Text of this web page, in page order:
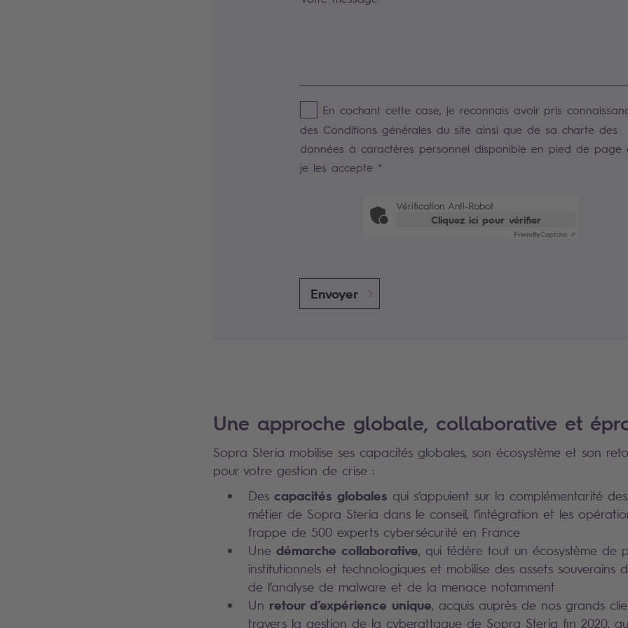
En cochant cette case, je reconnais avoir pris
des Conditions générales du site ainsi que de sa charte des
données à caractères personnel disponible en pied de page
je les accepte *
Vérification Anti-Robot
Cliquez ici pour vérifier
FriendlyCaptcha ⇗
Envoyer
Une approche globale, collaborative et
Sopra Steria mobilise ses capacités globales, son écosystème et son
pour votre gestion de crise :
Des capacités globales qui s’appuient sur la complémentarité
métier de Sopra Steria dans le conseil, l’intégration et les
frappe de 500 experts cybersécurité en France
Une démarche collaborative, qui fédère tout un écosystème de
institutionnels et technologiques et mobilise des assets souverains
de l’analyse de malware et de la menace notamment
Un retour d’expérience unique, acquis auprès de nos grands
travers la gestion de la cyberattaque de Sopra Steria fin 2020,